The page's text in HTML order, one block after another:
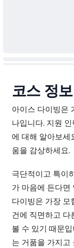
코스 정보
아이스 다이빙은
나입니다. 지원
에 대해 알아보세
움을 감상하세요.
극단적이고 특이
가 마음에 든다면
다이빙은 가장 모
건에 직면하고 다
볼 수 있기 때문
는 거품을 가지고